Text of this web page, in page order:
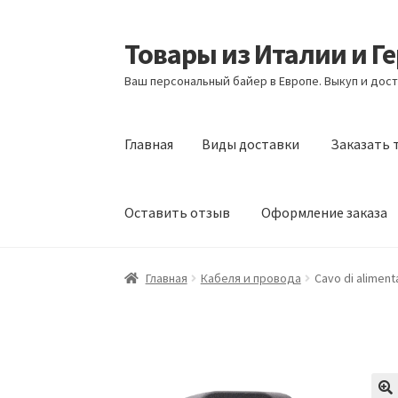
Перейти
к
навигации
Перейти
к
содержимому
Товары из Италии и
Ваш персональный байер в Европе. Выкуп и
Главная Виды доставки Заказать
Оставить отзыв Оформление заказа
Главная Виды доставки Заказать товары
Главная Кабеля и провода Cavo di